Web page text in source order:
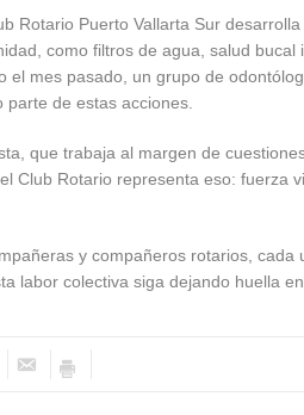
Rotario Puerto Vallarta Sur
como filtros de agua, salud
el mes pasado, un grupo de
de estas acciones.
que trabaja al margen de
Club Rotario representa eso: fuerza
y compañeros rotarios, cada
labor colectiva siga dejando huella en